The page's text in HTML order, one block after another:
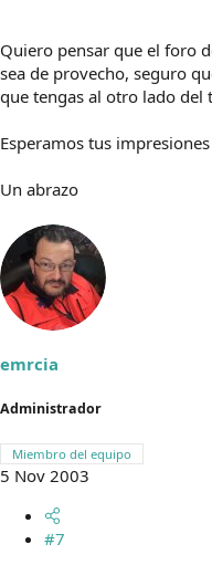
Quiero pensar que el foro
sea de provecho, seguro
que tengas al otro lado del
Esperamos tus impresiones
Un abrazo
emrcia
Administrador
Miembro del equipo
5 Nov 2003
#7